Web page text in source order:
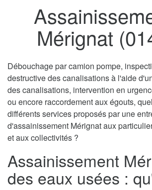
Mérignat
Débouchage par camion pompe,
destructive des canalisations à l'aide
des canalisations, intervention en
ou encore raccordement aux égouts,
différents services proposés par une
d'assainissement Mérignat aux
et aux collectivités ?
Assainissement
des eaux usées :